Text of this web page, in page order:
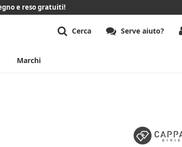
e reso gratuiti!
Cerca Serve aiuto?
Marchi